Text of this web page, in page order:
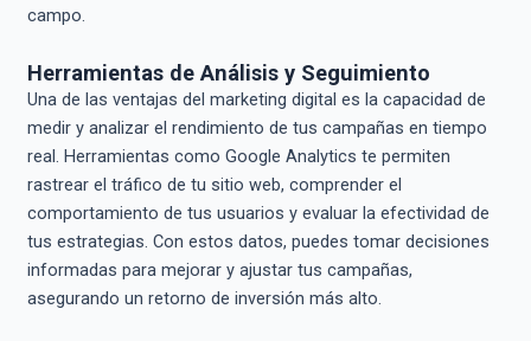
campo.
Herramientas de Análisis y Seguimiento
Una de las ventajas del marketing digital es la capacidad de
medir y analizar el rendimiento de tus campañas en tiempo
real. Herramientas como Google Analytics te permiten
rastrear el tráfico de tu sitio web, comprender el
comportamiento de tus usuarios y evaluar la efectividad de
tus estrategias. Con estos datos, puedes tomar decisiones
informadas para mejorar y ajustar tus campañas,
asegurando un retorno de inversión más alto.